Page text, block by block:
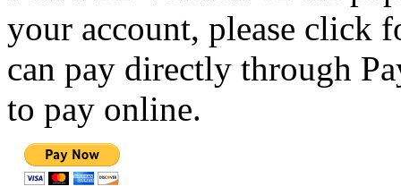
your account, please click
can pay directly through
to pay online.